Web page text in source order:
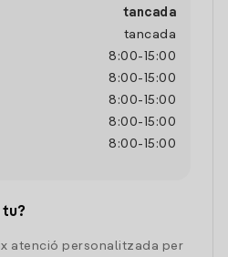
tancada
tancada
8:00- 15:00
8:00- 15:00
8:00- 15:00
8:00- 15:00
8:00- 15:00
tu?
atenció personalitzada per